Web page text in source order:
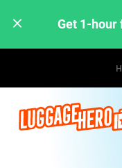
Get 1-hour